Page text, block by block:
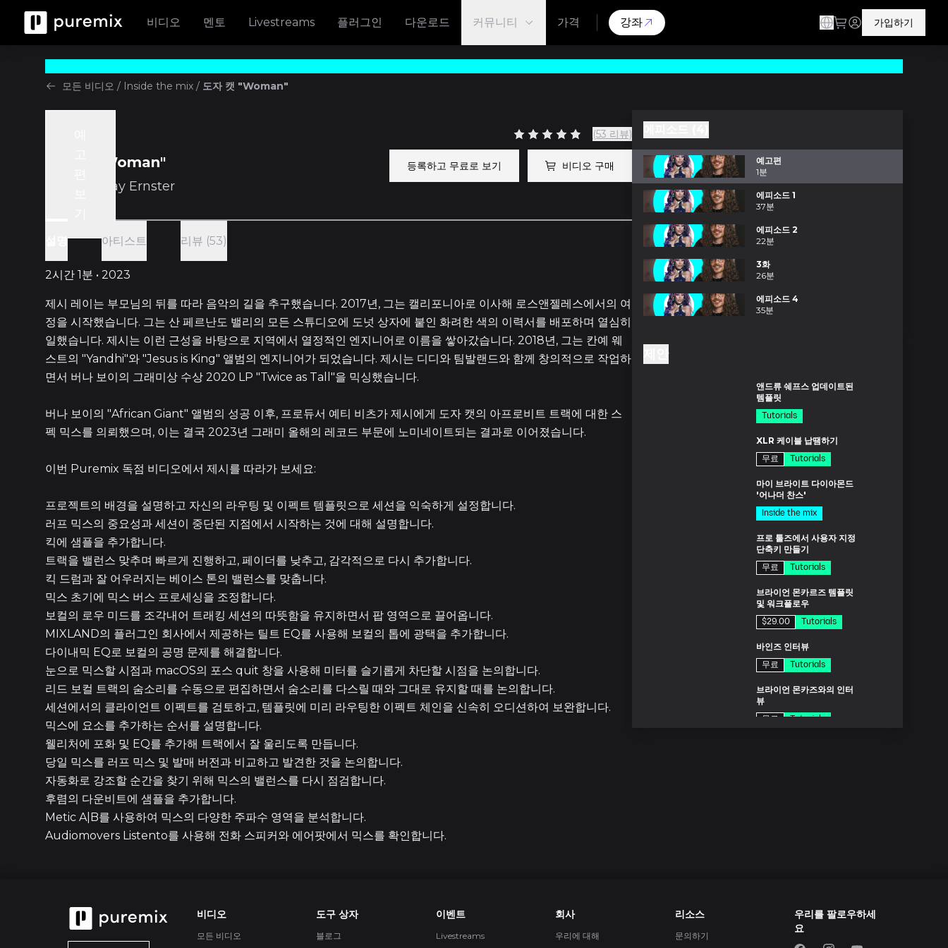
비디오 멘토 Livestreams 플러그인 다운로드 커뮤니티 가격 강좌 가입하기
모든 비디오 / Inside the mix / 도자 캣 "Woman"
도자 캣 "Woman"
Jesse Ray Ernster
(53 리뷰)
등록하고 무료로 보기 비디오 구매
아티스트 리뷰 (53)
2시간 1분 • 2023
제시 레이는 부모님의 뒤를 따라 음악의 길을 추구했습니다. 2017년, 그는 캘리포니아로 이사해 로스앤젤레스에서의 여
정을 시작했습니다. 그는 산 페르난도 밸리의 모든 스튜디오에 도넛 상자에 붙인 화려한 색의 이력서를 배포하며 열심히
일했습니다. 제시는 이런 근성을 바탕으로 지역에서 열정적인 엔지니어로 이름을 쌓아갔습니다. 2018년, 그는 칸예 웨
스트의 "Yandhi"와 "Jesus is King" 앨범의 엔지니어가 되었습니다. 제시는 디디와 팀발랜드와 함께 창의적으로 작업하
면서 버나 보이의 그래미상 수상 2020 LP "Twice as Tall"을 믹싱했습니다.
버나 보이의 "African Giant" 앨범의 성공 이후, 프로듀서 예티 비츠가 제시에게 도자 캣의 아프로비트 트랙에 대한 스
펙 믹스를 의뢰했으며, 이는 결국 2023년 그래미 올해의 레코드 부문에 노미네이트되는 결과로 이어졌습니다.
이번 Puremix 독점 비디오에서 제시를 따라가 보세요:
프로젝트의 배경을 설명하고 자신의 라우팅 및 이펙트 템플릿으로 세션을 익숙하게 설정합니다.
러프 믹스의 중요성과 세션이 중단된 지점에서 시작하는 것에 대해 설명합니다.
킥에 샘플을 추가합니다.
트랙을 밸런스 맞추며 빠르게 진행하고, 페이더를 낮추고, 감각적으로 다시 추가합니다.
킥 드럼과 잘 어우러지는 베이스 톤의 밸런스를 맞춥니다.
믹스 초기에 믹스 버스 프로세싱을 조정합니다.
보컬의 로우 미드를 조각내어 트래킹 세션의 따뜻함을 유지하면서 팝 영역으로 끌어옵니다.
MIXLAND의 플러그인 회사에서 제공하는 틸트 EQ를 사용해 보컬의 톱에 광택을 추가합니다.
다이내믹 EQ로 보컬의 공명 문제를 해결합니다.
눈으로 믹스할 시점과 macOS의 포스 quit 창을 사용해 미터를 슬기롭게 차단할 시점을 논의합니다.
리드 보컬 트랙의 숨소리를 수동으로 편집하면서 숨소리를 다스릴 때와 그대로 유지할 때를 논의합니다.
세션에서의 클라이언트 이펙트를 검토하고, 템플릿에 미리 라우팅한 이펙트 체인을 신속히 오디션하여 보완합니다.
믹스에 요소를 추가하는 순서를 설명합니다.
웰리처에 포화 및 EQ를 추가해 트랙에서 잘 울리도록 만듭니다.
당일 믹스를 러프 믹스 및 발매 버전과 비교하고 발견한 것을 논의합니다.
자동화로 강조할 순간을 찾기 위해 믹스의 밸런스를 다시 점검합니다.
후렴의 다운비트에 샘플을 추가합니다.
Metic A|B를 사용하여 믹스의 다양한 주파수 영역을 분석합니다.
Audiomovers Listento를 사용해 전화 스피커와 에어팟에서 믹스를 확인합니다.
예고편
1분
에피소드 1
37분
에피소드 2
22분
3화
26분
에피소드 4
35분
앤드류 쉐프스 업데이트된
템플릿
Tutorials
XLR 케이블 납땜하기
무료
Tutorials
마이 브라이트 다이아몬드
'어나더 찬스'
Inside the mix
프로 툴즈에서 사용자 지정
단축키 만들기
무료
Tutorials
브라이언 몬카르즈 템플릿
및 워크플로우
$29.00
Tutorials
바인즈 인터뷰
무료
Tutorials
브라이언 몬카즈와의 인터
뷰
무료
Tutorials
기어페스트 2013
Tutorials
비디오
모든 비디오
도구 상자
블로그
이벤트
Livestreams
회사
우리에 대해
리소스
문의하기
우리를 팔로우하세
요